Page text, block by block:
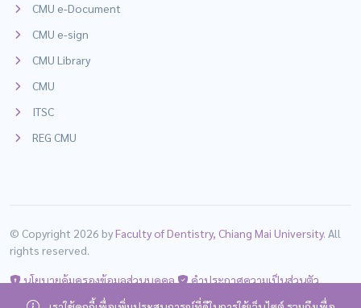
CMU e-Document
CMU e-sign
CMU Library
CMU
ITSC
REG CMU
© Copyright 2026 byFaculty of Dentistry, Chiang Mai University. All
rights reserved.
นโยบายคุ้มครองข้อมูลส่วนบุคคล
คำประกาศความเป็นส่วนตัว